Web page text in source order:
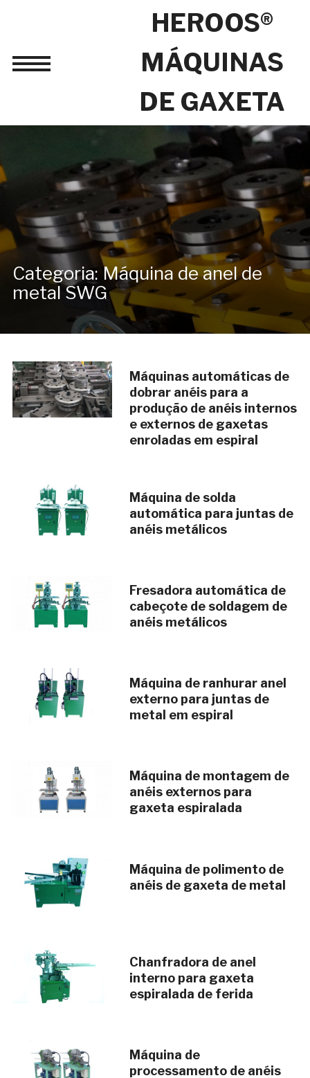
Toggle
HEROOS®
MÁQUINAS
DE GAXETA
Categoria: Máquina de anel de
metal SWG
Máquinas automáticas de
dobrar anéis para a
produção de anéis internos
e externos de gaxetas
enroladas em espiral
Máquina de solda
automática para juntas de
anéis metálicos
Fresadora automática de
cabeçote de soldagem de
anéis metálicos
Máquina de ranhurar anel
externo para juntas de
metal em espiral
Máquina de montagem de
anéis externos para
gaxeta espiralada
Máquina de polimento de
anéis de gaxeta de metal
Chanfradora de anel
interno para gaxeta
espiralada de ferida
Máquina de
processamento de anéis